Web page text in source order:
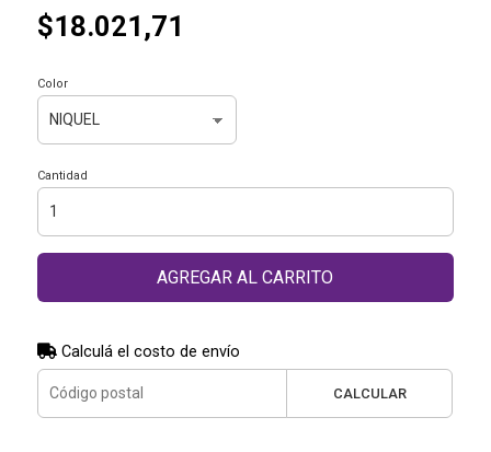
$18.021,71
Color
Cantidad
AGREGAR AL CARRITO
Calculá el costo de envío
CALCULAR